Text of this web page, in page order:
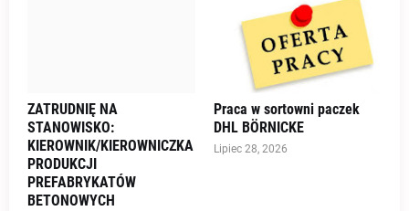
ZATRUDNIĘ NA
STANOWISKO:
KIEROWNIK/KIEROWNICZKA
PRODUKCJI
PREFABRYKATÓW
BETONOWYCH
Praca w sortowni paczek
DHL BÖRNICKE
Lipiec 28, 2026